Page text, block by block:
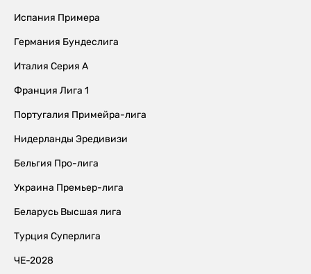
Испания Примера
Германия Бундеслига
Италия Серия А
Франция Лига 1
Португалия Примейра-лига
Нидерланды Эредивизи
Бельгия Про-лига
Украина Премьер-лига
Беларусь Высшая лига
Турция Суперлига
ЧЕ-2028